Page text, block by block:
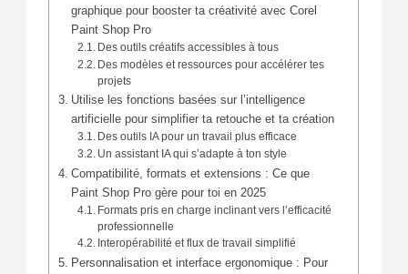
graphique pour booster ta créativité avec Corel
Paint Shop Pro
Des outils créatifs accessibles à tous
Des modèles et ressources pour accélérer tes
projets
Utilise les fonctions basées sur l’intelligence
artificielle pour simplifier ta retouche et ta création
Des outils IA pour un travail plus efficace
Un assistant IA qui s’adapte à ton style
Compatibilité, formats et extensions : Ce que
Paint Shop Pro gère pour toi en 2025
Formats pris en charge inclinant vers l’efficacité
professionnelle
Interopérabilité et flux de travail simplifié
Personnalisation et interface ergonomique : Pour